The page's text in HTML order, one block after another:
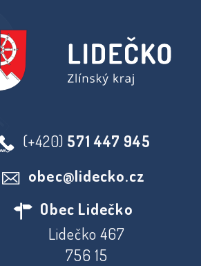
(+420) 571 447 945
obec@lidecko.cz
Obec Lidečko
Lidečko 467
756 15